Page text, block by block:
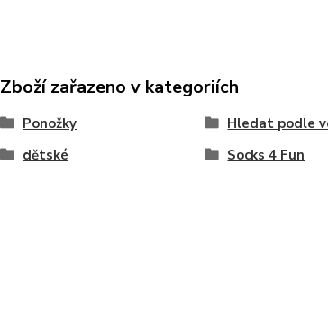
Zboží zařazeno v kategoriích
Ponožky Hledat podle
dětské
Socks 4 Fun